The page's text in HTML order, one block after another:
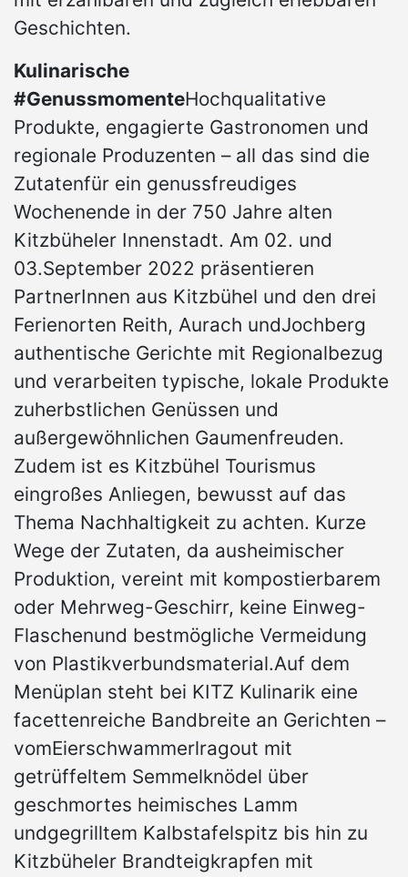
Geschichten.
Kulinarische
#GenussmomenteHochqualitative
Produkte, engagierte Gastronomen und
regionale Produzenten – all das sind die
Zutatenfür ein genussfreudiges
Wochenende in der 750 Jahre alten
Kitzbüheler Innenstadt. Am 02. und
03.September 2022 präsentieren
PartnerInnen aus Kitzbühel und den drei
Ferienorten Reith, Aurach undJochberg
authentische Gerichte mit Regionalbezug
und verarbeiten typische, lokale Produkte
zuherbstlichen Genüssen und
außergewöhnlichen Gaumenfreuden.
Zudem ist es Kitzbühel Tourismus
eingroßes Anliegen, bewusst auf das
Thema Nachhaltigkeit zu achten. Kurze
Wege der Zutaten, da ausheimischer
Produktion, vereint mit kompostierbarem
oder Mehrweg-Geschirr, keine Einweg-
Flaschenund bestmögliche Vermeidung
von Plastikverbundsmaterial.Auf dem
Menüplan steht bei KITZ Kulinarik eine
facettenreiche Bandbreite an Gerichten –
vomEierschwammerlragout mit
getrüffeltem Semmelknödel über
geschmortes heimisches Lamm
undgegrilltem Kalbstafelspitz bis hin zu
Kitzbüheler Brandteigkrapfen mit